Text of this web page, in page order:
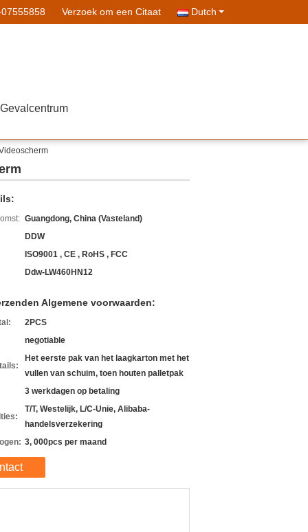
Verzoek om een Citaat Dutch
Gevalcentrum
Guangdong, China (Vasteland)
DDW
ISO9001 , CE , RoHS , FCC
Ddw-LW460HN12
Algemene voorwaarden:
2PCS
negotiable
Het eerste pak van het laagkarton met het
vullen van schuim, toen houten palletpak
3 werkdagen op betaling
T/T, Westelijk, L/C-Unie, Alibaba-
handelsverzekering
3, 000pcs per maand